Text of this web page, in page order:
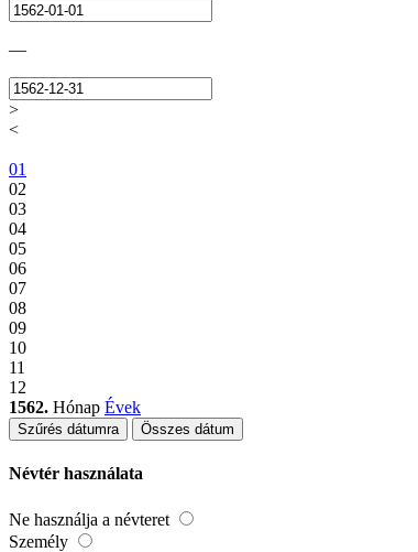
—
>
<
01
02
03
04
05
06
07
08
09
10
11
12
1562. Hónap Évek
Szűrés dátumra Összes dátum
Névtér használata
Ne használja a névteret
Személy